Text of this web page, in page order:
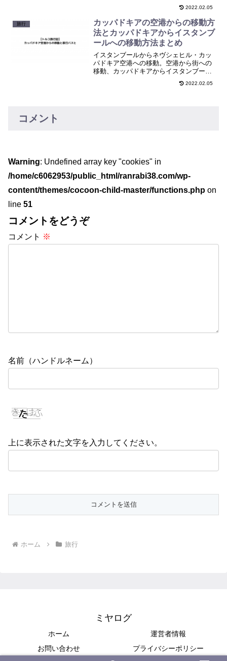
2022.02.05
旅行
カッパドキアの空港からの移動方
法とカッパドキアからイスタンブ
ールへの移動方法まとめ
イスタンブールからネヴシェヒル・カッ
パドキア空港への移動。空港から街への
移動、カッパドキアからイスタンブール
へのバス移動についてまとめます。2022.02.05
コメント
Warning: Undefined array key "cookies" in
/home/c6062953/public_html/ranrabi38.com/wp-
content/themes/cocoon-child-master/functions.php on
line 51
コメントをどうぞ
コメント ※
名前（ハンドルネーム）
上に表示された文字を入力してください。
ホーム 旅行
ミヤログ
ホーム
運営者情報
お問い合わせ
プライバシーポリシー